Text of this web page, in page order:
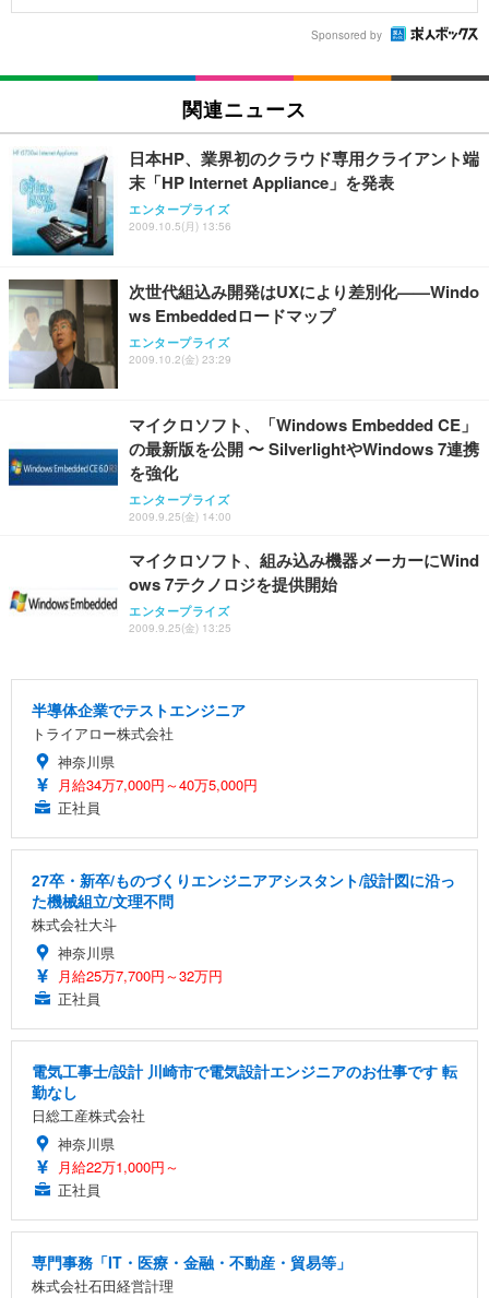
Sponsored by
関連ニュース
日本HP、業界初のクラウド専用クライアント端
末「HP Internet Appliance」を発表
エンタープライズ
2009.10.5(月) 13:56
次世代組込み開発はUXにより差別化——Windo
ws Embeddedロードマップ
エンタープライズ
2009.10.2(金) 23:29
マイクロソフト、「Windows Embedded CE」
の最新版を公開 〜 SilverlightやWindows 7連携
を強化
エンタープライズ
2009.9.25(金) 14:00
マイクロソフト、組み込み機器メーカーにWind
ows 7テクノロジを提供開始
エンタープライズ
2009.9.25(金) 13:25
半導体企業でテストエンジニア
トライアロー株式会社
神奈川県
月給34万7,000円～40万5,000円
正社員
27卒・新卒/ものづくりエンジニアアシスタント/設計図に沿っ
た機械組立/文理不問
株式会社大斗
神奈川県
月給25万7,700円～32万円
正社員
電気工事士/設計 川崎市で電気設計エンジニアのお仕事です 転
勤なし
日総工産株式会社
神奈川県
月給22万1,000円～
正社員
専門事務「IT・医療・金融・不動産・貿易等」
株式会社石田経営計理